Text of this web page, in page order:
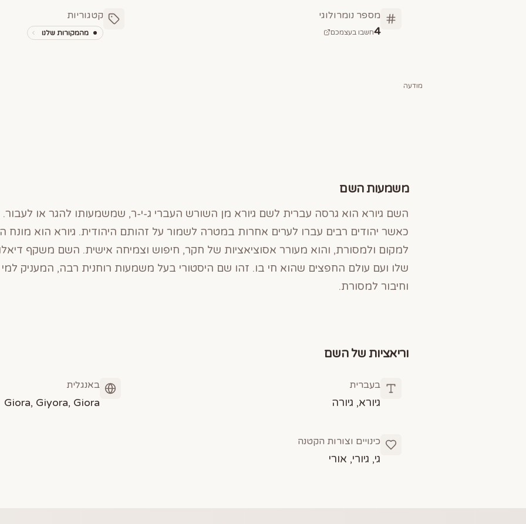
מספר נומרולוגי
4חשבו בעצמכם
קטגוריות
מהמקורות שלנו
מודעה
משמעות השם
השם גיורא הוא גרסה עברית לשם גיורא מן השורש העברי ג-י-ר, שמשמעותו להגר או
כאשר יהודים רבים עברו לערים אחרות במטרה לשמור על זהותם היהודית. גיורא הוא מונח
למקום ולמסורת, והוא מעורר אסוציאציות של חקר, חיפוש וצמיחה אישית. השם משקף
שלו ועם עולם החפצים שהוא חי בו. זהו שם היסטורי בעל משמעות רוחנית רבה, המעניק
וחיבור למסורת.
וריאציות של השם
בעברית
גיורא, גיורה
באנגלית
Giora, Giyora, Giora
כינויים וצורות הקטנה
גי, גיורי, אורי